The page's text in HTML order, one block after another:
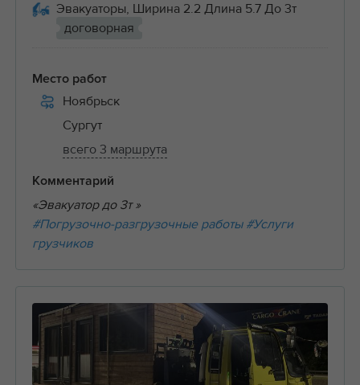
Эвакуаторы, Ширина 2.2 Длина 5.7 До 3т
договорная
Место работ
Ноябрьск
Сургут
всего 3 маршрута
Комментарий
«Эвакуатор до 3т »
#Погрузочно-разгрузочные работы #Услуги
грузчиков